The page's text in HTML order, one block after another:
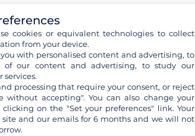
cookies or equivalent technologies to collect
from your device.
with personalised content and advertising, to
of our content and advertising, to study our
services.
processing that require your consent, or reject
without accepting". You can also change your
on the "Set your preferences" link. Your
and our emails for 6 months and we will not